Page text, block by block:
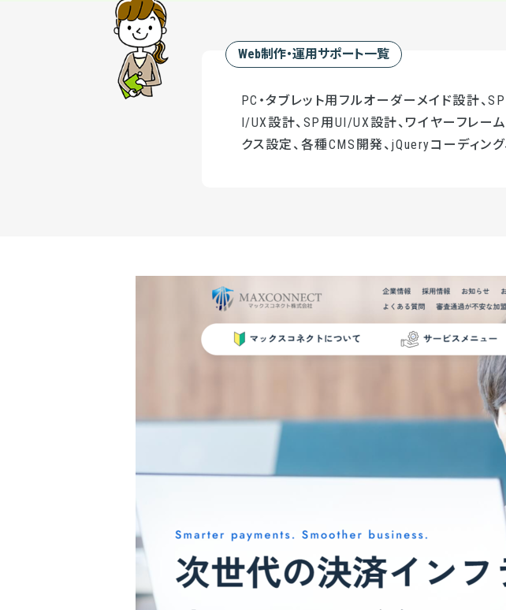
Web制作・運用サポート一覧
PC・タブレット用フルオーダーメイド設計、
I/UX設計、SP用UI/UX設計、ワイヤーフレー
クス設定、各種CMS開発、jQueryコーディン